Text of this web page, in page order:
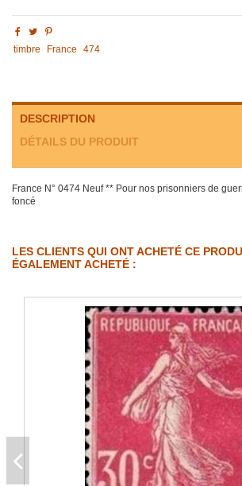
timbre France 474
DESCRIPTION
DÉTAILS DU PRODUIT
France N° 0474 Neuf ** Pour nos prisonniers de
foncé
LES CLIENTS QUI ONT ACHETÉ CE
ÉGALEMENT ACHETÉ :